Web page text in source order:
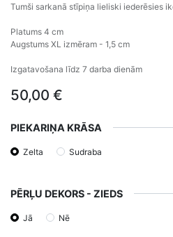
Tumši sarkanā stīpiņa lieliski iederēsies
Platums 4 cm
Augstums XL izmēram - 1,5 cm
Izgatavošana līdz 7 darba dienām
50,00 €
PIEKARIŅA KRĀSA
Zelta Sudraba
PĒRĻU DEKORS - ZIEDS
Jā Nē